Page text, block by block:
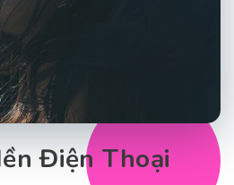
Điện Thoại